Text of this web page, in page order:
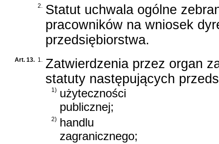
2. Statut uchwala ogólne
pracowników na wniosek
przedsiębiorstwa.
Art. 13. 1. Zatwierdzenia przez organ
statuty następujących
1) użyteczności
publicznej;
2) handlu
zagranicznego;